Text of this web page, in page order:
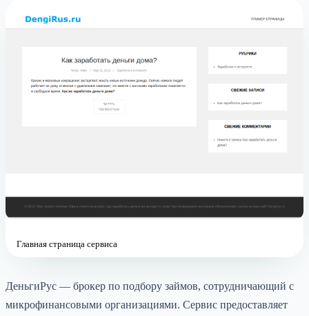
Главная страница сервиса
ДеньгиРус — брокер по подбору займов, сотрудничающий с
микрофинансовыми организациями. Сервис предоставляет